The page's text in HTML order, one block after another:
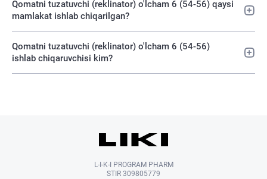
Qomatni tuzatuvchi (reklinator) o'lcham 6 (54-56) qaysi
mamlakat ishlab chiqarilgan?
Qomatni tuzatuvchi (reklinator) o'lcham 6 (54-56)
ishlab chiqaruvchisi kim?
L-I-K-I PROGRAM PHARM
STIR 309805779